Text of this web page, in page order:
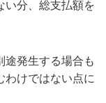
い分、総支払額を
途発生する場合も
わけではない点に